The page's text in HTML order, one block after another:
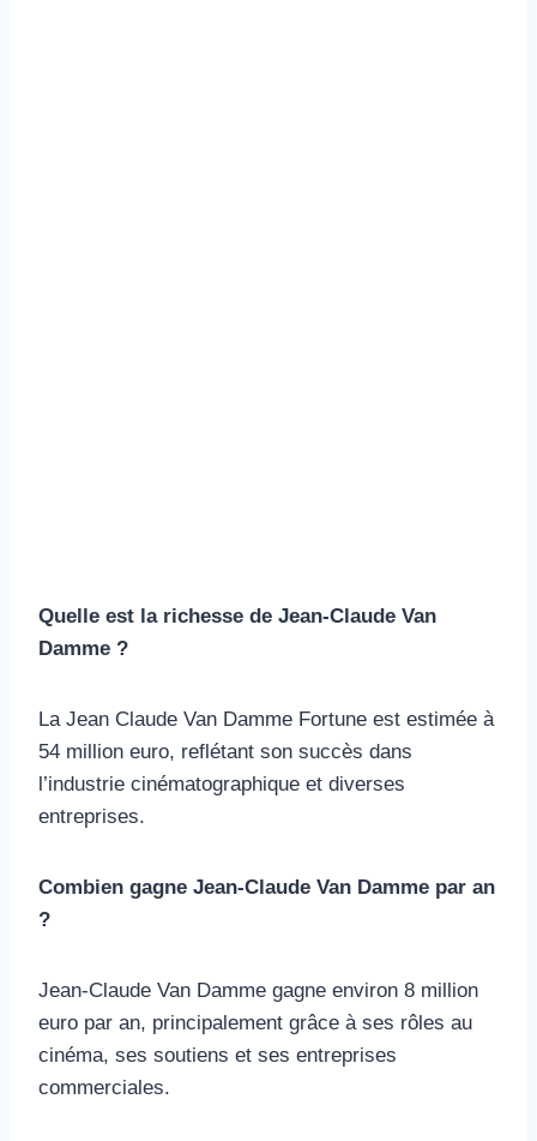
Quelle est la richesse de Jean-Claude Van
Damme ?
La Jean Claude Van Damme Fortune est estimée à
54 million euro, reflétant son succès dans
l’industrie cinématographique et diverses
entreprises.
Combien gagne Jean-Claude Van Damme par an
?
Jean-Claude Van Damme gagne environ 8 million
euro par an, principalement grâce à ses rôles au
cinéma, ses soutiens et ses entreprises
commerciales.